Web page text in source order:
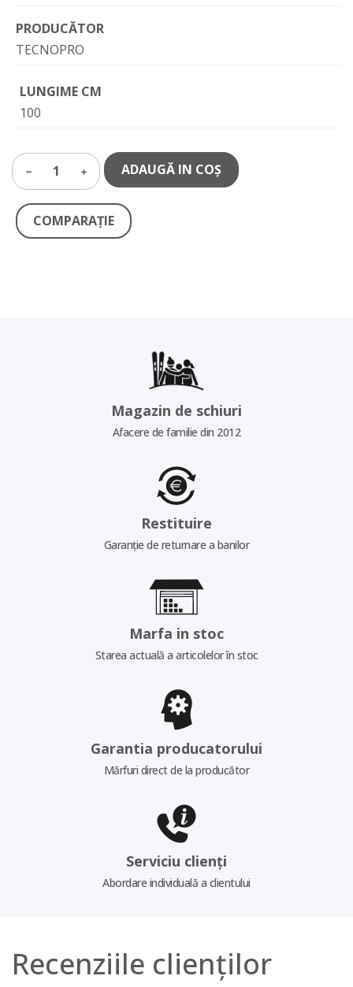
PRODUCĂTOR
TECNOPRO
LUNGIME CM
100
1 ADAUGĂ IN COŞ
COMPARAŢIE
Magazin de schiuri
Afacere de familie din 2012
Restituire
Garanție de returnare a banilor
Marfa in stoc
Starea actuală a articolelor în stoc
Garantia producatorului
Mărfuri direct de la producător
Serviciu clienți
Abordare individuală a clientului
Recenziile clienților